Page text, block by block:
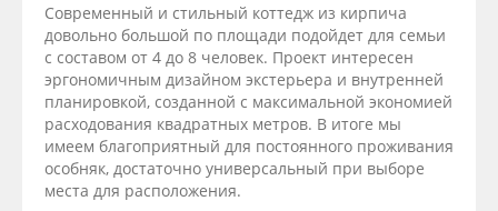
Современный и стильный коттедж из кирпича
довольно большой по площади подойдет для семьи
с составом от 4 до 8 человек. Проект интересен
эргономичным дизайном экстерьера и внутренней
планировкой, созданной с максимальной экономией
расходования квадратных метров. В итоге мы
имеем благоприятный для постоянного проживания
особняк, достаточно универсальный при выборе
места для расположения.